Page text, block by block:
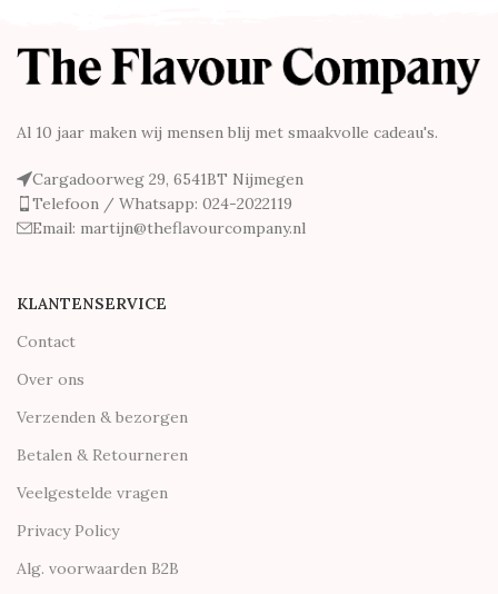
Al 10 jaar maken wij mensen blij met smaakvolle cadeau's.
Cargadoorweg 29, 6541BT Nijmegen
Telefoon / Whatsapp: 024-2022119
Email: martijn@theflavourcompany.nl
KLANTENSERVICE
Contact
Over ons
Verzenden & bezorgen
Betalen & Retourneren
Veelgestelde vragen
Privacy Policy
Alg. voorwaarden B2B